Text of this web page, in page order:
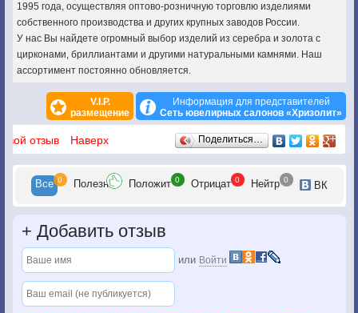
1995 года, осуществляя оптово-розничную торговлю изделиями
собственного производства и других крупных заводов России.
У нас Вы найдете огромный выбор изделий из серебра и золота с
цирконами, бриллиантами и другими натуральными камнями. Наш
ассортимент постоянно обновляется.
V.I.P.
размещение
Информация для представителей
Сеть ювелирных салонов «Хризолит»
Отзывы
отзыв Наверх Поделиться…
Все 0 Полезн Положит 0 Отрицат 0 Нейтр 0 ВК
+ Добавить отзыв
или Войти